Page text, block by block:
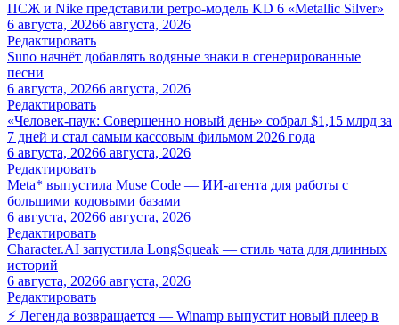
ПСЖ и Nike представили ретро-модель KD 6 «Metallic Silver»
6 августа, 20266 августа, 2026
Редактировать
Suno начнёт добавлять водяные знаки в сгенерированные
песни
6 августа, 20266 августа, 2026
Редактировать
«Человек-паук: Совершенно новый день» собрал $1,15 млрд за
7 дней и стал самым кассовым фильмом 2026 года
6 августа, 20266 августа, 2026
Редактировать
Meta* выпустила Muse Code — ИИ-агента для работы с
большими кодовыми базами
6 августа, 20266 августа, 2026
Редактировать
Character.AI запустила LongSqueak — стиль чата для длинных
историй
6 августа, 20266 августа, 2026
Редактировать
⚡ Легенда возвращается — Winamp выпустит новый плеер в